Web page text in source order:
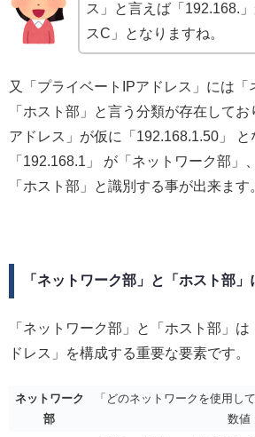
ス」と言えば「192.168.
スC」となりますね。
又「プライベートIPアドレス」には「
「ホスト部」と言う分類が存在して
アドレス」が仮に「192.168.1.50」
「192.168.1」 が「ネットワーク部」
「ホスト部」と識別する事が出来ます
「ネットワーク部」と「ホスト部」
「ネットワーク部」と「ホスト部」
ドレス」を構成する重要な要素です。
ネットワーク
部
「どのネットワークを使用し
数値